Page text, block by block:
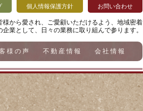
から愛され、ご愛顧いただけるよう、地域密着
企業として、日々の業務に取り組んで参ります。
個人情報保護方針 お問い合わせ
様の声 不動産情報 会社情報